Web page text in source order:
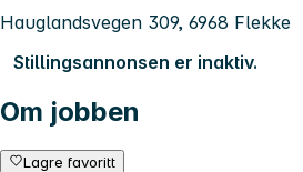
Hauglandsvegen 309, 6968 Flekke
Stillingsannonsen er inaktiv.
Om jobben
Lagre favoritt